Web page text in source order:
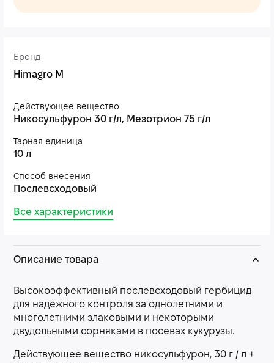
Бренд
Himagro M
Действующее вещество
Никосульфурон 30 г/л, Мезотрион 75 г/л
Тарная единица
10 л
Способ внесения
Послевсходовый
Все характеристики
Описание товара
Высокоэффективный послевсходовый гербицид
для надежного контроля за однолетними и
многолетними злаковыми и некоторыми
двудольными сорняками в посевах кукурузы.
Действующее вещество никосульфурон, 30 г / л +